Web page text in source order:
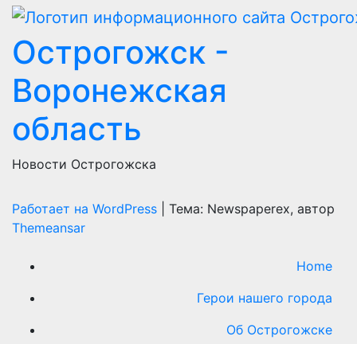
Острогожск -
Воронежская
область
Новости Острогожска
Работает на WordPress
Тема: Newspaperex, автор
Themeansar
Home
Герои нашего города
Об Острогожске